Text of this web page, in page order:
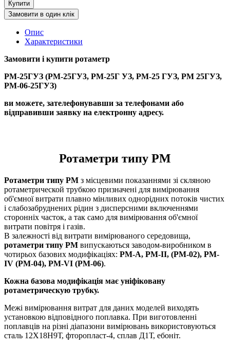
Купити
Замовити в один клік
Опис
Характеристики
Замовити і купити ротаметр
РМ-25ГУЗ (РМ-25ГУ3, РМ-25Г УЗ, РМ-25 ГУЗ, РМ 25ГУЗ,
РМ-06-25ГУЗ)
ви можете, зателефонувавши за телефонами або
відправивши заявку на електронну адресу.
Ротаметри типу РМ
Ротаметри типу РМ з місцевими показаннями зі скляною
ротаметрической трубкою призначені для вимірювання
об'ємної витрати плавно мінливих однорідних потоків чистих
і слабозабруднених рідин з дисперсними включеннями
сторонніх часток, а так само для вимірювання об'ємної
витрати повітря і газів.
В залежності від витрати вимірюваного середовища,
ротаметри типу РМ випускаються заводом-виробником в
чотирьох базових модифікаціях: РМ-А, РМ-II, (РМ-02), РМ-
IV (РМ-04), РМ-VI (РМ-06).
Кожна базова модифікація має уніфіковану
ротаметрическую трубку.
Межі вимірювання витрат для даних моделей виходять
установкою відповідного поплавка. При виготовленні
поплавців на різні діапазони вимірювань використовуються
сталь 12Х18Н9Т, фторопласт-4, сплав Д1Т, ебоніт.